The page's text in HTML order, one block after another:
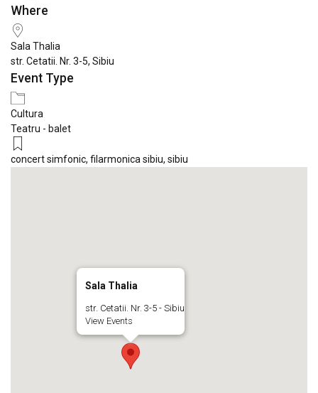
Download ICS
Where
Sala Thalia
str. Cetatii. Nr. 3-5, Sibiu
Event Type
Cultura
Teatru - balet
concert simfonic, filarmonica sibiu, sibiu
Sala Thalia
str. Cetatii. Nr. 3-5 - Sibiu
View Events